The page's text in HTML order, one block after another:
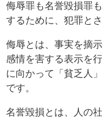
侮辱罪も名誉毀損罪
するために、犯罪と
侮辱とは、事実を摘
感情を害する表示を
に向かって「貧乏人
です。
名誉毀損とは、人の